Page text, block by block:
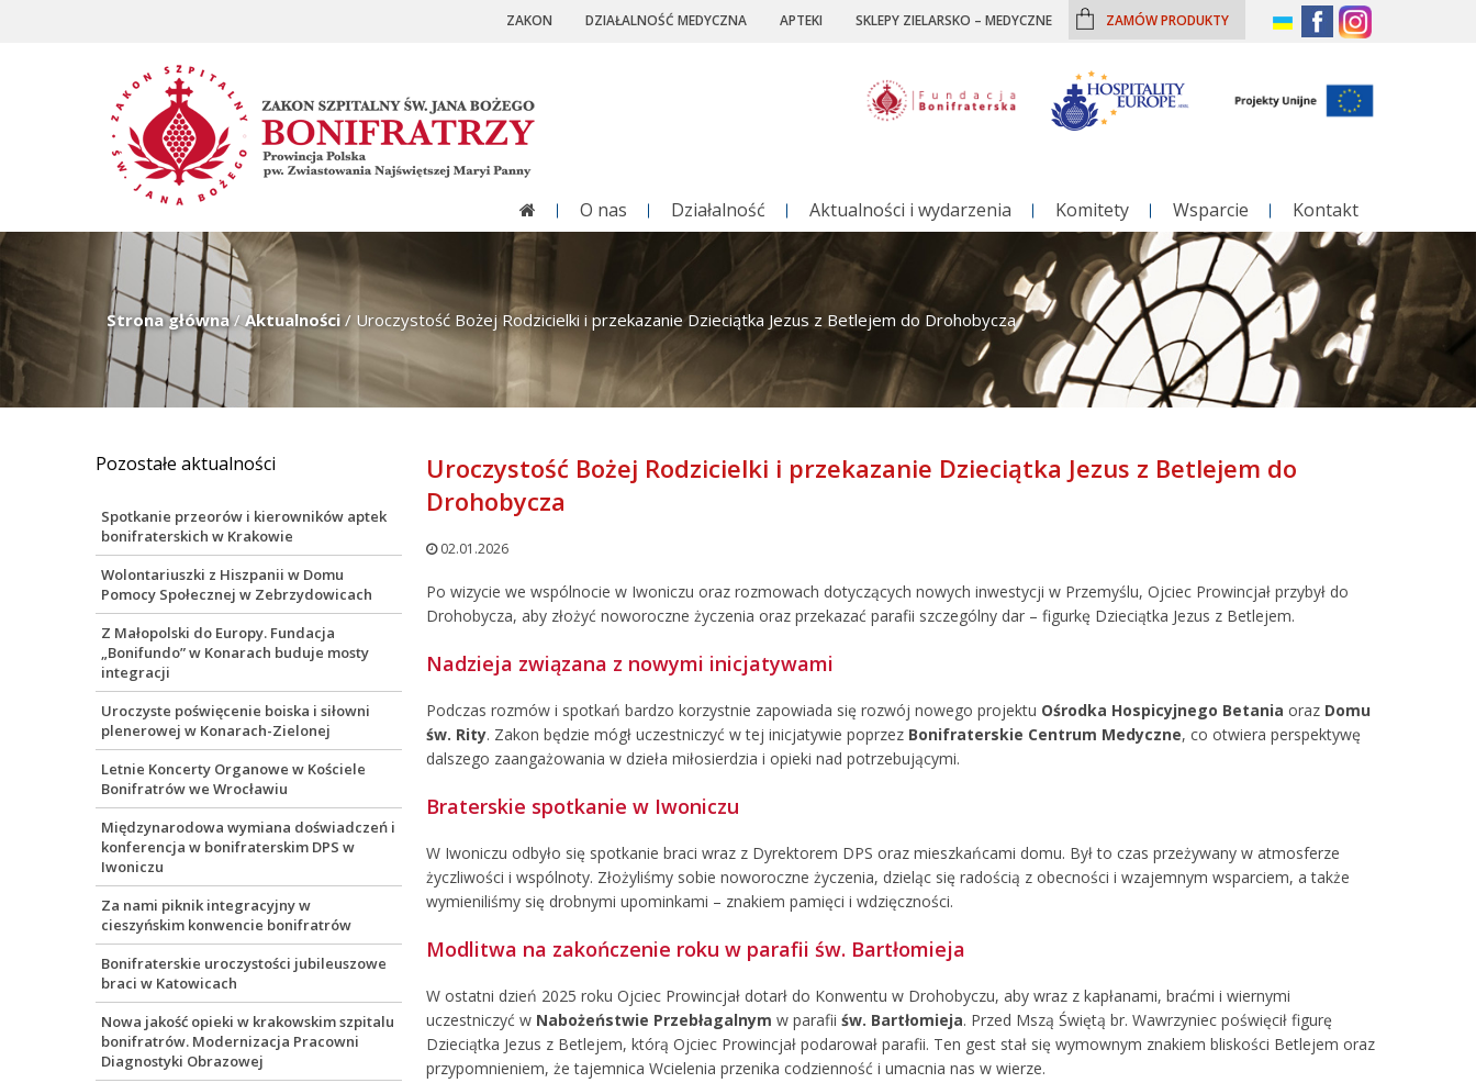
ZAKON DZIAŁALNOŚĆ MEDYCZNA APTEKI SKLEPY ZIELARSKO – MEDYCZNE ZAMÓW PRODUKTY
O nas Działalność Aktualności i wydarzenia Komitety Wsparcie Kontakt
Strona główna/Aktualności/ Uroczystość Bożej Rodzicielki i przekazanie Dzieciątka Jezus z Betlejem do Drohobycza
Uroczystość Bożej Rodzicielki i przekazanie Dzieciątka Jezus z Betlejem do
Drohobycza
02.01.2026
Po wizycie we wspólnocie w Iwoniczu oraz rozmowach dotyczących nowych inwestycji w Przemyślu, Ojciec Prowincjał przybył do
Drohobycza, aby złożyć noworoczne życzenia oraz przekazać parafii szczególny dar – figurkę Dzieciątka Jezus z Betlejem.
Nadzieja związana z nowymi inicjatywami
Podczas rozmów i spotkań bardzo korzystnie zapowiada się rozwój nowego projektu Ośrodka Hospicyjnego Betania oraz Domu
św. Rity. Zakon będzie mógł uczestniczyć w tej inicjatywie poprzez Bonifraterskie Centrum Medyczne, co otwiera perspektywę
dalszego zaangażowania w dzieła miłosierdzia i opieki nad potrzebującymi.
Braterskie spotkanie w Iwoniczu
W Iwoniczu odbyło się spotkanie braci wraz z Dyrektorem DPS oraz mieszkańcami domu. Był to czas przeżywany w atmosferze
życzliwości i wspólnoty. Złożyliśmy sobie noworoczne życzenia, dzieląc się radością z obecności i wzajemnym wsparciem, a także
wymieniliśmy się drobnymi upominkami – znakiem pamięci i wdzięczności.
Modlitwa na zakończenie roku w parafii św. Bartłomieja
W ostatni dzień 2025 roku Ojciec Prowincjał dotarł do Konwentu w Drohobyczu, aby wraz z kapłanami, braćmi i wiernymi
uczestniczyć w Nabożeństwie Przebłagalnym w parafii św. Bartłomieja. Przed Mszą Świętą br. Wawrzyniec poświęcił figurę
Dzieciątka Jezus z Betlejem, którą Ojciec Prowincjał podarował parafii. Ten gest stał się wymownym znakiem bliskości Betlejem oraz
przypomnieniem, że tajemnica Wcielenia przenika codzienność i umacnia nas w wierze.
Pozostałe aktualności
Spotkanie przeorów i kierowników aptek
bonifraterskich w Krakowie
Wolontariuszki z Hiszpanii w Domu
Pomocy Społecznej w Zebrzydowicach
Z Małopolski do Europy. Fundacja
„Bonifundo” w Konarach buduje mosty
integracji
Uroczyste poświęcenie boiska i siłowni
plenerowej w Konarach-Zielonej
Letnie Koncerty Organowe w Kościele
Bonifratrów we Wrocławiu
Międzynarodowa wymiana doświadczeń i
konferencja w bonifraterskim DPS w
Iwoniczu
Za nami piknik integracyjny w
cieszyńskim konwencie bonifratrów
Bonifraterskie uroczystości jubileuszowe
braci w Katowicach
Nowa jakość opieki w krakowskim szpitalu
bonifratrów. Modernizacja Pracowni
Diagnostyki Obrazowej